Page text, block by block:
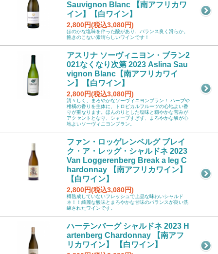
Sauvignon Blanc 【南アフリカワ
イン】【白ワイン】
2,800円(税込3,080円)
ほのかな塩味を伴った酸があり、バランス良く滑らか。
飽きのこない素晴らしいワインです！
アスリナ ソーヴィニヨン・ブラン2
021なくなり次第 2023 Aslina Sau
vignon Blanc【南アフリカワイ
ン】【白ワイン】
2,800円(税込3,080円)
清々しく、まろやかなソーヴィニヨンブラン！ ハーブや
柑橘の香りを主体に、トロピカルフルーツの心地よい香
りが重なります。ほんのりとした塩味と穏やかな苦みが
アクセントとなり、シャープすぎず、まろやかな酸が心
地よいソーヴィニヨンブラン。
ファン・ロッゲレンベルグ ブレイ
ク・ア・レッグ・シャルドネ 2023
Van Loggerenberg Break a leg C
hardonnay 【南アフリカワイン】
【白ワイン】
2,800円(税込3,080円)
樽熟成していないフレッシュで上品な味わいシャルド
ネ！！綺麗な酸味とまろやかな甘味のバランスが良い洗
練されたワインです。
ハーテンバーグ シャルドネ 2023 H
artenberg Chardonnay 【南アフ
リカワイン】 【白ワイン】